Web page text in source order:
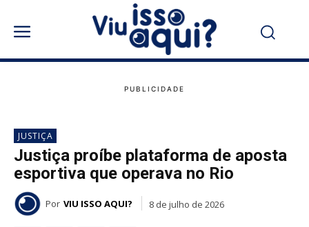
JUSTIÇA
Justiça proíbe plataforma de aposta
esportiva que operava no Rio
Por VIU ISSO AQUI? 8 de julho de 2026